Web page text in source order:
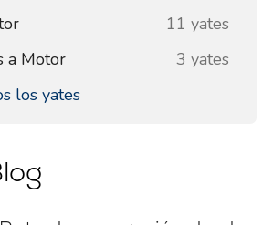
11 yates
a Motor
3 yates
los yates